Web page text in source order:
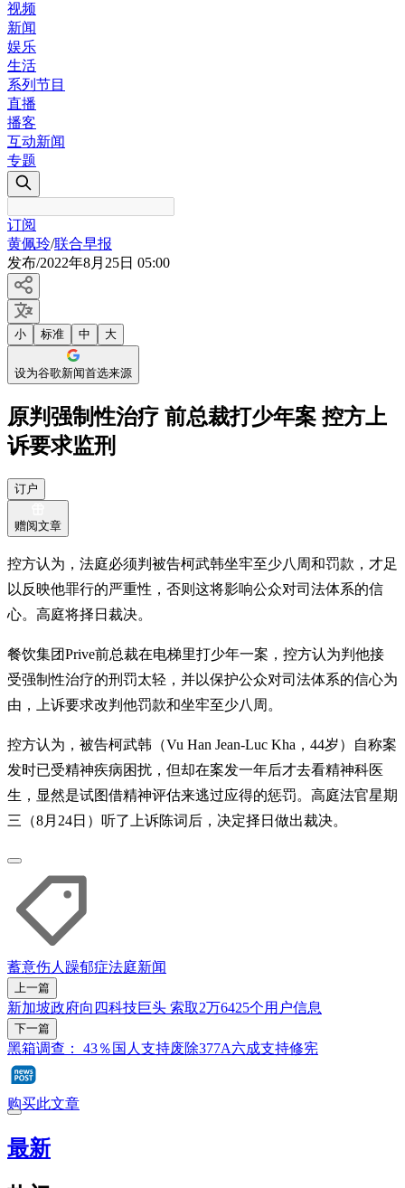
视频
新闻
娱乐
生活
系列节目
直播
播客
互动新闻
专题
订阅
黄佩玲/联合早报
发布/2022年8月25日 05:00
小 标准 中 大
设为谷歌新闻首选来源
原判强制性治疗 前总裁打少年案 控方上
诉要求监刑
订户
赠阅文章
控方认为，法庭必须判被告柯武韩坐牢至少八周和罚款，才足
以反映他罪行的严重性，否则这将影响公众对司法体系的信
心。高庭将择日裁决。
餐饮集团Prive前总裁在电梯里打少年一案，控方认为判他接
受强制性治疗的刑罚太轻，并以保护公众对司法体系的信心为
由，上诉要求改判他罚款和坐牢至少八周。
控方认为，被告柯武韩（Vu Han Jean-Luc Kha，44岁）自称案
发时已受精神疾病困扰，但却在案发一年后才去看精神科医
生，显然是试图借精神评估来逃过应得的惩罚。高庭法官星期
三（8月24日）听了上诉陈词后，决定择日做出裁决。
蓄意伤人 躁郁症法庭新闻
上一篇
新加坡政府向四科技巨头 索取2万6425个用户信息
下一篇
黑箱调查： 43％国人支持废除377A六成支持修宪
购买此文章
最新